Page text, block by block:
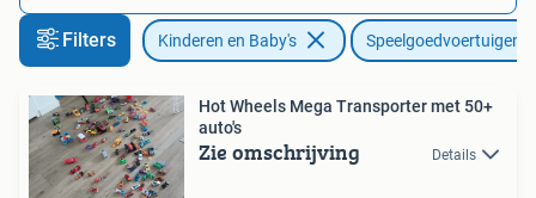
Filters Kinderen en Baby's Speelgoedvoertuigen
Hot Wheels Mega Transporter met 50+
auto's
Zie omschrijving Details